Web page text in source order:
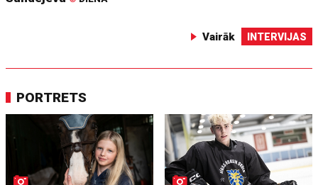
Vairāk INTERVIJAS
PORTRETS